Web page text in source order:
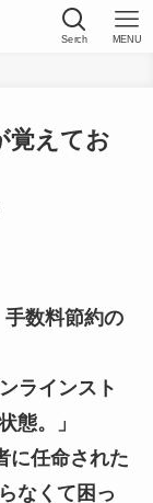
Serch MENU
覚えてお
手数料節約の
ラインスト
態。」
に任命された
なくて困っ